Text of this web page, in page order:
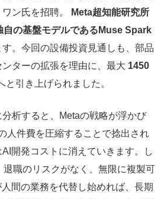
ン氏を招聘。
Meta超知能研究所
自の基盤モデルであるMuse Spark
。今回の設備投資見通しも、部品
ターの拡張を理由に、最大 1450
引き上げられました。
析すると、Metaの戦略が浮かび
人件費を圧縮することで捻出され
開発コストに消えていきます。し
職のリスクがなく、無限に複製可
間の業務を代替し始めれば、長期